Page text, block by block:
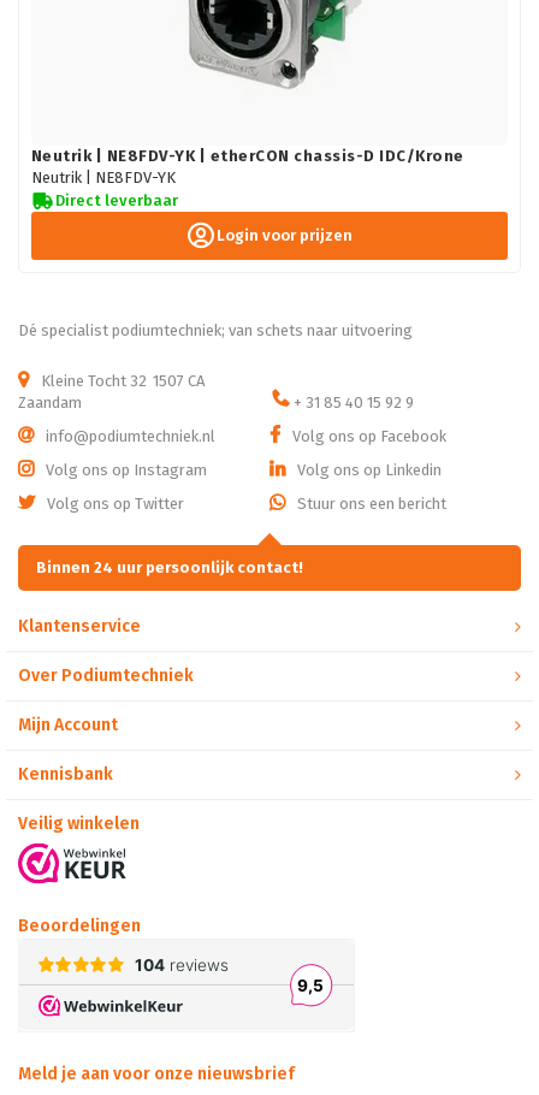
Neutrik | NE8FDV-YK | etherCON chassis-D IDC/Krone
Neutrik | NE8FDV-YK
Direct leverbaar
Login voor prijzen
Dé specialist podiumtechniek; van schets naar uitvoering
Kleine Tocht 32 1507 CA
Zaandam
+ 31 85 40 15 92 9
info@podiumtechniek.nl
Volg ons op Facebook
Volg ons op Instagram
Volg ons op Linkedin
Volg ons op Twitter
Stuur ons een bericht
Binnen 24 uur persoonlijk contact!
Klantenservice
Over Podiumtechniek
Mijn Account
Kennisbank
Veilig winkelen
Beoordelingen
Meld je aan voor onze nieuwsbrief